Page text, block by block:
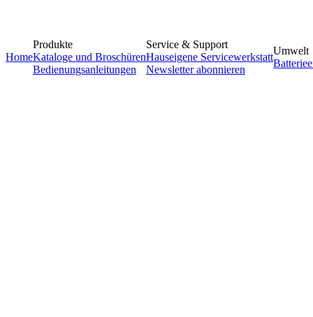
Home
Produkte
Kataloge und Broschüren
Bedienungsanleitungen
Service & Support
Hauseigene Servicewerkstatt
Newsletter abonnieren
Umwelt